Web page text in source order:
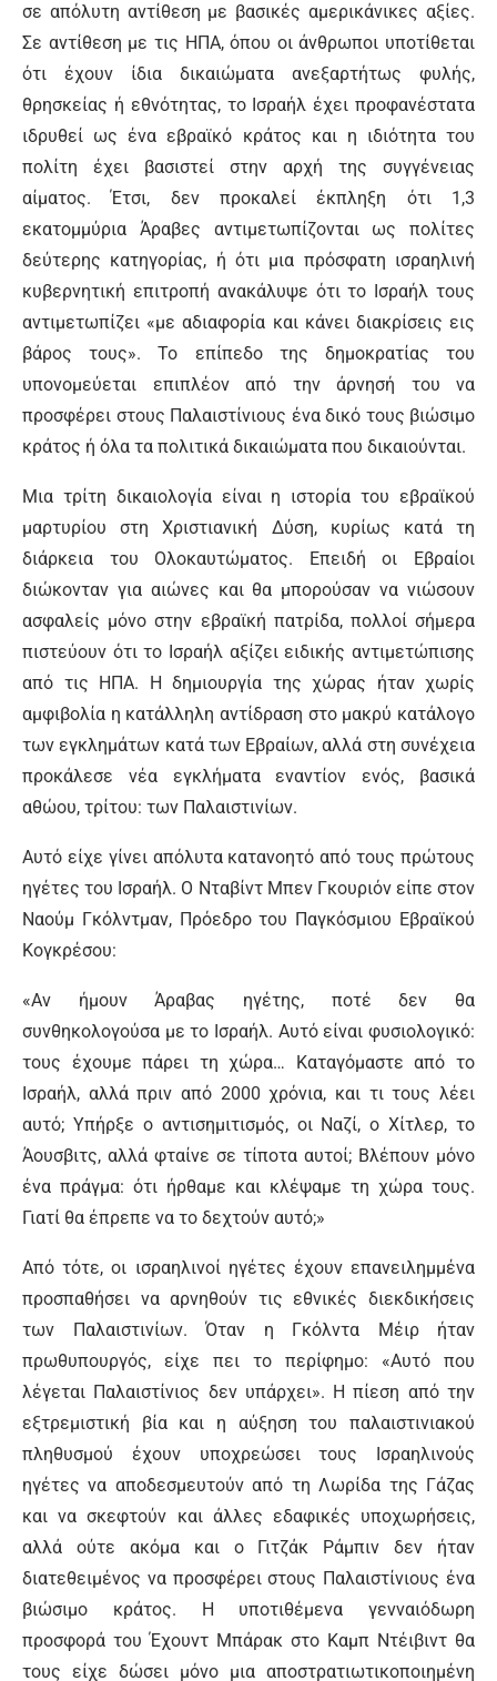
σε απόλυτη αντίθεση με βασικές αμερικάνικες αξίες.
Σε αντίθεση με τις ΗΠΑ, όπου οι άνθρωποι υποτίθεται
ότι έχουν ίδια δικαιώματα ανεξαρτήτως φυλής,
θρησκείας ή εθνότητας, το Ισραήλ έχει προφανέστατα
ιδρυθεί ως ένα εβραϊκό κράτος και η ιδιότητα του
πολίτη έχει βασιστεί στην αρχή της συγγένειας
αίματος. Έτσι, δεν προκαλεί έκπληξη ότι 1,3
εκατομμύρια Άραβες αντιμετωπίζονται ως πολίτες
δεύτερης κατηγορίας, ή ότι μια πρόσφατη ισραηλινή
κυβερνητική επιτροπή ανακάλυψε ότι το Ισραήλ τους
αντιμετωπίζει «με αδιαφορία και κάνει διακρίσεις εις
βάρος τους». Το επίπεδο της δημοκρατίας του
υπονομεύεται επιπλέον από την άρνησή του να
προσφέρει στους Παλαιστίνιους ένα δικό τους βιώσιμο
κράτος ή όλα τα πολιτικά δικαιώματα που δικαιούνται.
Μια τρίτη δικαιολογία είναι η ιστορία του εβραϊκού
μαρτυρίου στη Χριστιανική Δύση, κυρίως κατά τη
διάρκεια του Ολοκαυτώματος. Επειδή οι Εβραίοι
διώκονταν για αιώνες και θα μπορούσαν να νιώσουν
ασφαλείς μόνο στην εβραϊκή πατρίδα, πολλοί σήμερα
πιστεύουν ότι το Ισραήλ αξίζει ειδικής αντιμετώπισης
από τις ΗΠΑ. Η δημιουργία της χώρας ήταν χωρίς
αμφιβολία η κατάλληλη αντίδραση στο μακρύ κατάλογο
των εγκλημάτων κατά των Εβραίων, αλλά στη συνέχεια
προκάλεσε νέα εγκλήματα εναντίον ενός, βασικά
αθώου, τρίτου: των Παλαιστινίων.
Αυτό είχε γίνει απόλυτα κατανοητό από τους πρώτους
ηγέτες του Ισραήλ. Ο Νταβίντ Μπεν Γκουριόν είπε στον
Ναούμ Γκόλντμαν, Πρόεδρο του Παγκόσμιου Εβραϊκού
Κογκρέσου:
«Αν ήμουν Άραβας ηγέτης, ποτέ δεν θα
συνθηκολογούσα με το Ισραήλ. Αυτό είναι φυσιολογικό:
τους έχουμε πάρει τη χώρα… Καταγόμαστε από το
Ισραήλ, αλλά πριν από 2000 χρόνια, και τι τους λέει
αυτό; Υπήρξε ο αντισημιτισμός, οι Ναζί, ο Χίτλερ, το
Άουσβιτς, αλλά φταίνε σε τίποτα αυτοί; Βλέπουν μόνο
ένα πράγμα: ότι ήρθαμε και κλέψαμε τη χώρα τους.
Γιατί θα έπρεπε να το δεχτούν αυτό;»
Από τότε, οι ισραηλινοί ηγέτες έχουν επανειλημμένα
προσπαθήσει να αρνηθούν τις εθνικές διεκδικήσεις
των Παλαιστινίων. Όταν η Γκόλντα Μέιρ ήταν
πρωθυπουργός, είχε πει το περίφημο: «Αυτό που
λέγεται Παλαιστίνιος δεν υπάρχει». Η πίεση από την
εξτρεμιστική βία και η αύξηση του παλαιστινιακού
πληθυσμού έχουν υποχρεώσει τους Ισραηλινούς
ηγέτες να αποδεσμευτούν από τη Λωρίδα της Γάζας
και να σκεφτούν και άλλες εδαφικές υποχωρήσεις,
αλλά ούτε ακόμα και ο Γιτζάκ Ράμπιν δεν ήταν
διατεθειμένος να προσφέρει στους Παλαιστίνιους ένα
βιώσιμο κράτος. Η υποτιθέμενα γενναιόδωρη
προσφορά του Έχουντ Μπάρακ στο Καμπ Ντέιβιντ θα
τους είχε δώσει μόνο μια αποστρατιωτικοποιημένη